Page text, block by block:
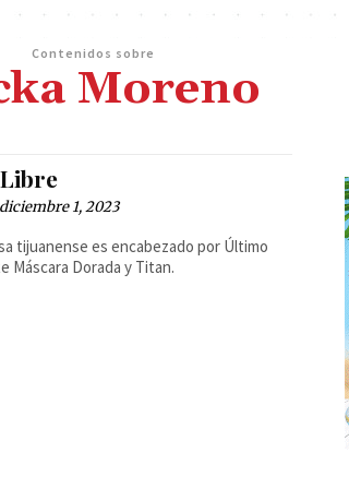
Contenidos sobre
Moreno
diciembre 1, 2023
tijuanense es encabezado por Último
Máscara Dorada y Titan.